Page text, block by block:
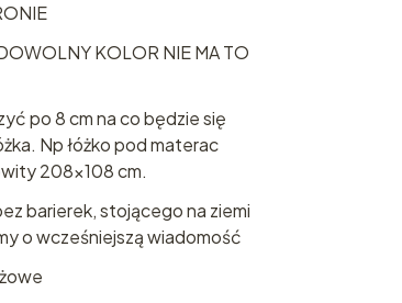
KOLOR NIE MA TO
po 8 cm na co będzie się
Np łóżko pod materac
208x108 cm.
barierek, stojącego na ziemi
o wcześniejszą wiadomość